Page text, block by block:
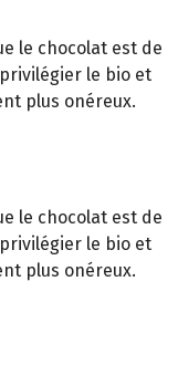
le chocolat est de
le bio et
plus onéreux.
le chocolat est de
le bio et
plus onéreux.